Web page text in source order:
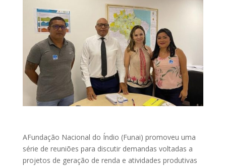
AFundação Nacional do Índio (Funai) promoveu uma
série de reuniões para discutir demandas voltadas a
projetos de geração de renda e atividades produtivas